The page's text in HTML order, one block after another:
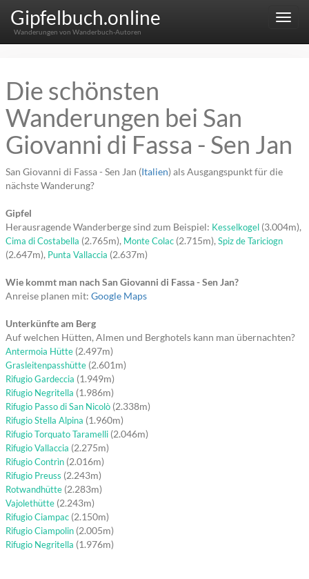
Menu
Gipfelbuch.online
Wanderungen von Wanderbuch-Autoren
Die schönsten
Wanderungen bei San
Giovanni di Fassa - Sen Jan
San Giovanni di Fassa - Sen Jan (Italien) als Ausgangspunkt für die
nächste Wanderung?
Gipfel
Herausragende Wanderberge sind zum Beispiel: Kesselkogel (3.004m),
Cima di Costabella (2.765m), Monte Colac (2.715m), Spiz de Tariciogn
(2.647m), Punta Vallaccia (2.637m)
Wie kommt man nach San Giovanni di Fassa - Sen Jan?
Anreise planen mit: Google Maps
Unterkünfte am Berg
Auf welchen Hütten, Almen und Berghotels kann man übernachten?
Antermoia Hütte (2.497m)
Grasleitenpasshütte (2.601m)
Rifugio Gardeccia (1.949m)
Rifugio Negritella (1.986m)
Rifugio Passo di San Nicolò (2.338m)
Rifugio Stella Alpina (1.960m)
Rifugio Torquato Taramelli (2.046m)
Rifugio Vallaccia (2.275m)
Rifugio Contrìn (2.016m)
Rifugio Preuss (2.243m)
Rotwandhütte (2.283m)
Vajolethütte (2.243m)
Rifugio Ciampac (2.150m)
Rifugio Ciampolin (2.005m)
Rifugio Negritella (1.976m)